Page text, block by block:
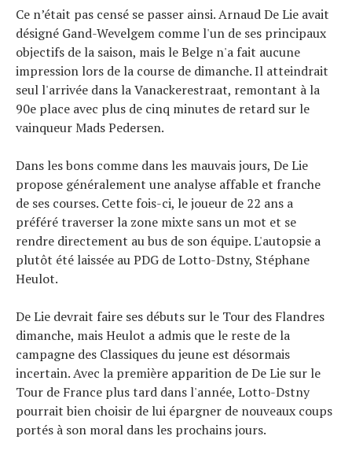
Ce n’était pas censé se passer ainsi. Arnaud De Lie avait
désigné Gand-Wevelgem comme l'un de ses principaux
objectifs de la saison, mais le Belge n'a fait aucune
impression lors de la course de dimanche. Il atteindrait
seul l'arrivée dans la Vanackerestraat, remontant à la
90e place avec plus de cinq minutes de retard sur le
vainqueur Mads Pedersen.
Dans les bons comme dans les mauvais jours, De Lie
propose généralement une analyse affable et franche
de ses courses. Cette fois-ci, le joueur de 22 ans a
préféré traverser la zone mixte sans un mot et se
rendre directement au bus de son équipe. L'autopsie a
plutôt été laissée au PDG de Lotto-Dstny, Stéphane
Heulot.
De Lie devrait faire ses débuts sur le Tour des Flandres
dimanche, mais Heulot a admis que le reste de la
campagne des Classiques du jeune est désormais
incertain. Avec la première apparition de De Lie sur le
Tour de France plus tard dans l'année, Lotto-Dstny
pourrait bien choisir de lui épargner de nouveaux coups
portés à son moral dans les prochains jours.
Actualités
Technologies
Tests de produits
Conseils
Tendances
Tous nos articles